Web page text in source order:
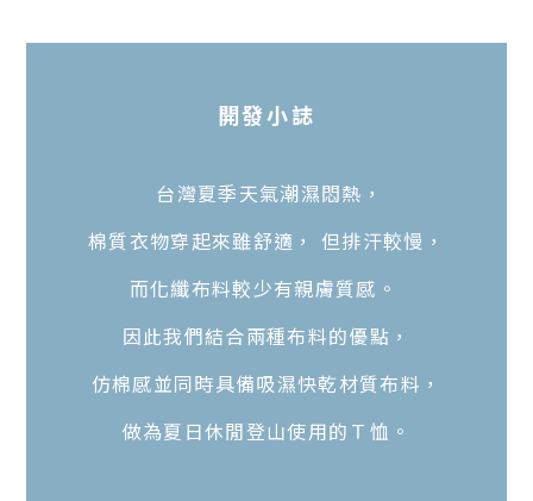
開發小誌
台灣夏季天氣潮濕悶熱，
棉質衣物穿起來雖舒適， 但排汗較慢，
而化纖布料較少有親膚質感。
因此我們結合兩種布料的優點，
仿棉感並同時具備吸濕快乾材質布料，
做為夏日休閒登山使用的Ｔ恤。